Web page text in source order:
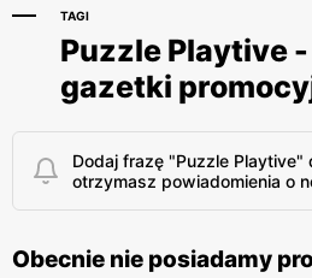
TAGI
Puzzle Playtive
gazetki
Dodaj frazę "Puzzle Playtive"
otrzymasz powiadomienia o
Obecnie nie posiadamy